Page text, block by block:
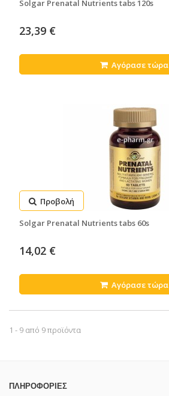
Solgar Prenatal Nutrients tabs 120s
23,39 €
Αγόρασε τώρα
Προβολή
Solgar Prenatal Nutrients tabs 60s
14,02 €
Αγόρασε τώρα
1 - 9 από 9 προϊόντα
ΠΛΗΡΟΦΟΡΊΕΣ